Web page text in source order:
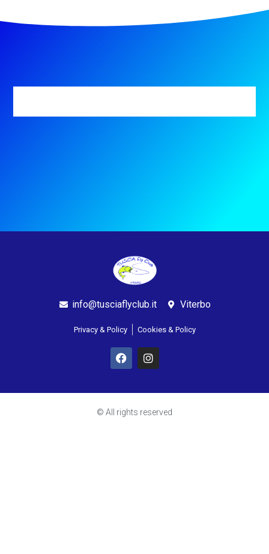
info@tusciaflyclub.it Viterbo
Privacy & Policy Cookies & Policy
© All rights reserved